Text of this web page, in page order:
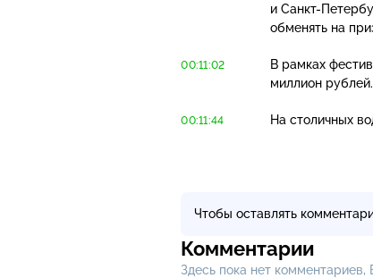
и Санкт-
обменять на
00:11:02
В рамках
миллион рублей.
00:11:44 На столичных
Чтобы оставлять
Комментарии
Здесь пока нет